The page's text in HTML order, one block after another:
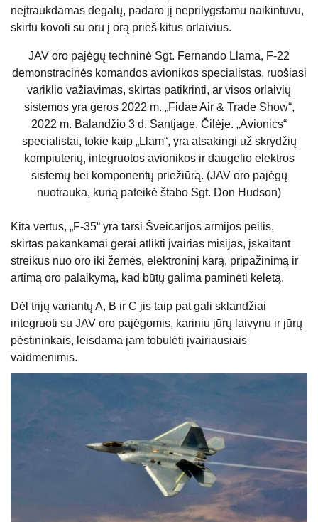
neįtraukdamas degalų, padaro jį neprilygstamu naikintuvu,
skirtu kovoti su oru į orą prieš kitus orlaivius.
JAV oro pajėgų techninė Sgt. Fernando Llama, F-22
demonstracinės komandos avionikos specialistas, ruošiasi
variklio važiavimas, skirtas patikrinti, ar visos orlaivių
sistemos yra geros 2022 m. „Fidae Air & Trade Show“,
2022 m. Balandžio 3 d. Santjage, Čilėje. „Avionics“
specialistai, tokie kaip „Llam“, yra atsakingi už skrydžių
kompiuterių, integruotos avionikos ir daugelio elektros
sistemų bei komponentų priežiūrą. (JAV oro pajėgų
nuotrauka, kurią pateikė štabo Sgt. Don Hudson)
Kita vertus, „F-35“ yra tarsi Šveicarijos armijos peilis,
skirtas pakankamai gerai atlikti įvairias misijas, įskaitant
streikus nuo oro iki žemės, elektroninį karą, pripažinimą ir
artimą oro palaikymą, kad būtų galima paminėti keletą.
Dėl trijų variantų A, B ir C jis taip pat gali sklandžiai
integruoti su JAV oro pajėgomis, kariniu jūrų laivynu ir jūrų
pėstininkais, leisdama jam tobulėti įvairiausiais
vaidmenimis.